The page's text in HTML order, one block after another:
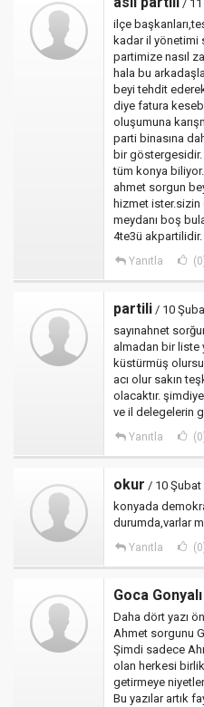
/ 11
ilçe
kadar il yönetimi
partimize nasıl
hala bu
beyi tehdit
diye fatura
oluşumuna
parti binasına
bir
tüm konya
ahmet sorgun
hizmet ister.sizin
meydanı boş
4te3ü akpartilidir.
Yanıtla
partili / 10
sayınahnet
almadan bir liste
küstürmüş
acı olur sakın
olacaktır.
ve il delegelerin
Yanıtla
okur / 10 Şubat
konyada
durumda,varlar
Yanıtla
Goca Gonyalı
Daha dört yazı
Ahmet sorgunu
Şimdi sadece
olan herkesi
getirmeye
Bu yazılar artık